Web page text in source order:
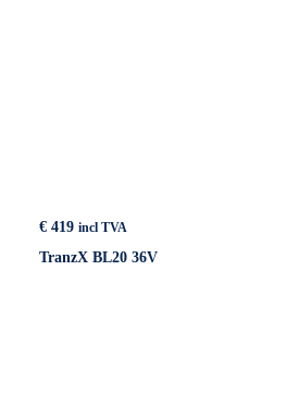
€ 419 incl TVA
TranzX BL20 36V